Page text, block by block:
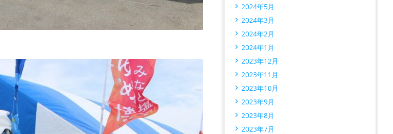
2024年5月
2024年3月
2024年2月
2024年1月
2023年12月
2023年11月
2023年10月
2023年9月
2023年8月
2023年7月